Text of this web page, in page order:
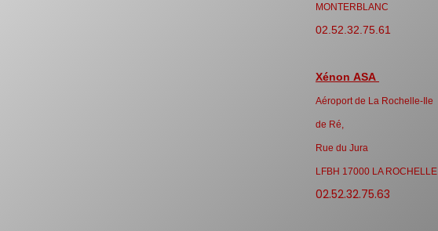
MONTERBLANC
02.52.32.75.61
Xénon ASA
Aéroport de La Rochelle-Ile
de Ré,
Rue du Jura
LFBH 17000 LA ROCHELLE
02.52.32.75.63